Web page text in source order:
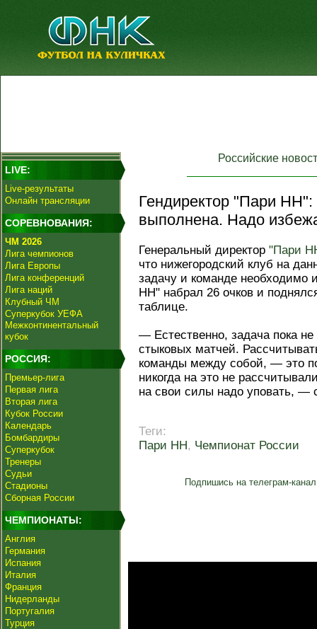
LIVE:
Live-результаты
Онлайн трансляции
СОРЕВНОВАНИЯ:
ЧМ 2026
Лига чемпионов
Лига Европы
Лига конференций
Лига наций
Клубный ЧМ
Суперкубок УЕФА
Межконтинентальный
кубок
РОССИЯ:
Премьер-лига
Первая лига
Вторая лига
Кубок России
Календарь
Бомбардиры
Суперкубок
Тренеры
Судьи
Стадионы
Сборная России
ЧЕМПИОНАТЫ:
Англия
Германия
Испания
Италия
Франция
Нидерланды
Португалия
Турция
Российские
Гендиректор "Пари НН":
выполнена. Надо
Генеральный директор "Пари
что нижегородский клуб на
задачу и команде необходимо
НН" набрал 26 очков и
таблице.
— Естественно, задача пока
стыковых матчей.
команды между собой, — это
никогда на это не
на свои силы надо уповать, —
Теги:
Пари НН, Чемпионат России
Подпишись на телеграм-